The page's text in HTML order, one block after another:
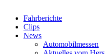
Fahrberichte
Clips
News
Automobilmessen